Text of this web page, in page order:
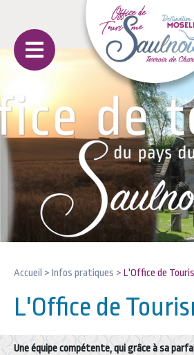
Accueil > Infos pratiques > L'Office de
L'Office de
Une équipe compétente, qui grâce à sa